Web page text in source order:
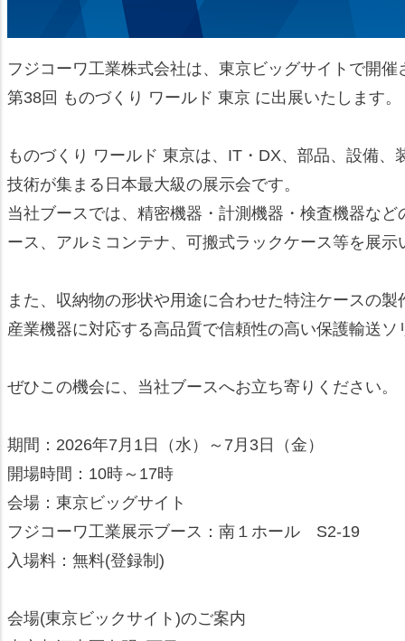
フジコーワ工業株式会社は、東京ビッグサイトで開催
第38回 ものづくり ワールド 東京 に出展いたします。
ものづくり ワールド 東京は、IT・DX、部品、設備
技術が集まる日本最大級の展示会です。
当社ブースでは、精密機器・計測機器・検査機器な
ース、アルミコンテナ、可搬式ラックケース等を展示
また、収納物の形状や用途に合わせた特注ケースの
産業機器に対応する高品質で信頼性の高い保護輸送
ぜひこの機会に、当社ブースへお立ち寄りください。
期間：2026年7月1日（水）～7月3日（金）
開場時間：10時～17時
会場：東京ビッグサイト
フジコーワ工業展示ブース：南１ホール S2-19
入場料：無料(登録制)
会場(東京ビックサイト)のご案内